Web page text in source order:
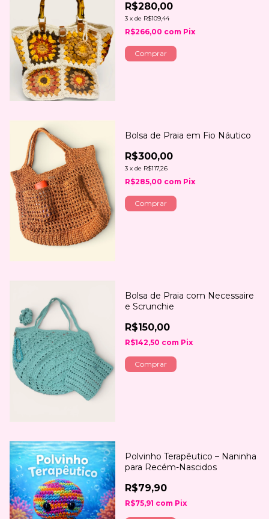
R$280,00
3 x de R$109,44
R$266,00 com Pix
Comprar
Bolsa de Praia em Fio Náutico
R$300,00
3 x de R$117,26
R$285,00 com Pix
Comprar
Bolsa de Praia com Necessaire
e Scrunchie
R$150,00
R$142,50 com Pix
Comprar
Polvinho Terapêutico – Naninha
para Recém-Nascidos
R$79,90
R$75,91 com Pix